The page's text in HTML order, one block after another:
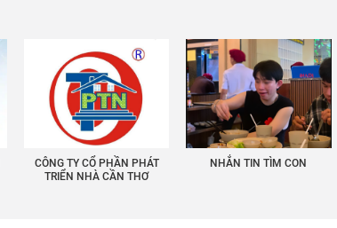
CÔNG TY CỔ PHẦN PHÁT
TRIỂN NHÀ CẦN THƠ
NHẮN TIN TÌM CON